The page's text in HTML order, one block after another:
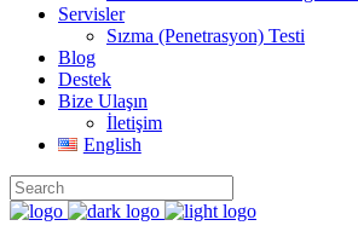
Servisler
Sızma (Penetrasyon) Testi
Blog
Destek
Bize Ulaşın
İletişim
English